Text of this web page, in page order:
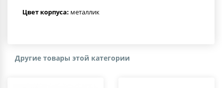
Цвет корпуса: металлик
Другие товары этой категории